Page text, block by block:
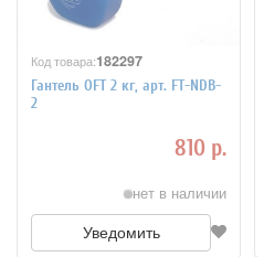
Код товара:182297
Гантель OFT 2 кг, арт. FT-NDB-
2
810 р.
нет в наличии
Уведомить